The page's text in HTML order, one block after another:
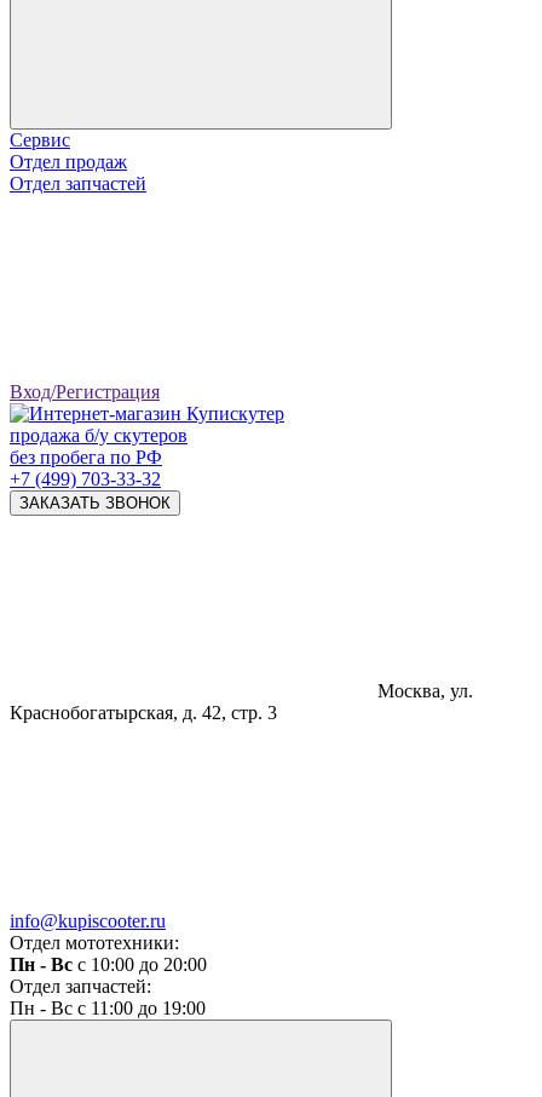
Сервис
Отдел продаж
Отдел запчастей
Вход/Регистрация
продажа б/у скутеров
без пробега по РФ
+7 (499) 703-33-32
ЗАКАЗАТЬ ЗВОНОК
Москва, ул.
Краснобогатырская, д. 42, стр. 3
info@kupiscooter.ru
Отдел мототехники:
Пн - Вс с 10:00 до 20:00
Отдел запчастей:
Пн - Вс с 11:00 до 19:00